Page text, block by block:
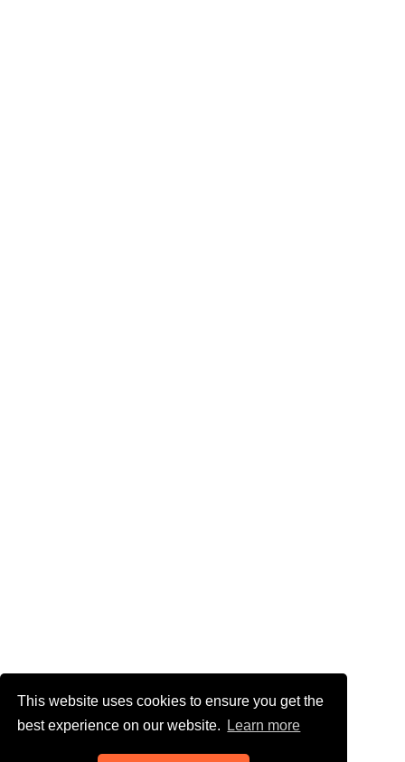
This website uses cookies to ensure you get the
best experience on our website.
Learn more